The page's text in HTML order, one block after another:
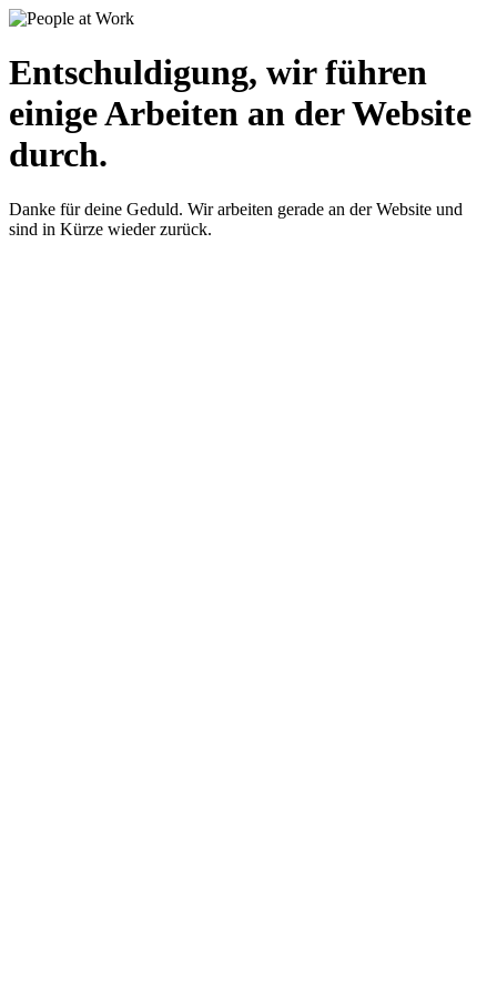
Entschuldigung, wir führen
einige Arbeiten an der Website
durch.
Danke für deine Geduld. Wir arbeiten gerade an der Website und
sind in Kürze wieder zurück.